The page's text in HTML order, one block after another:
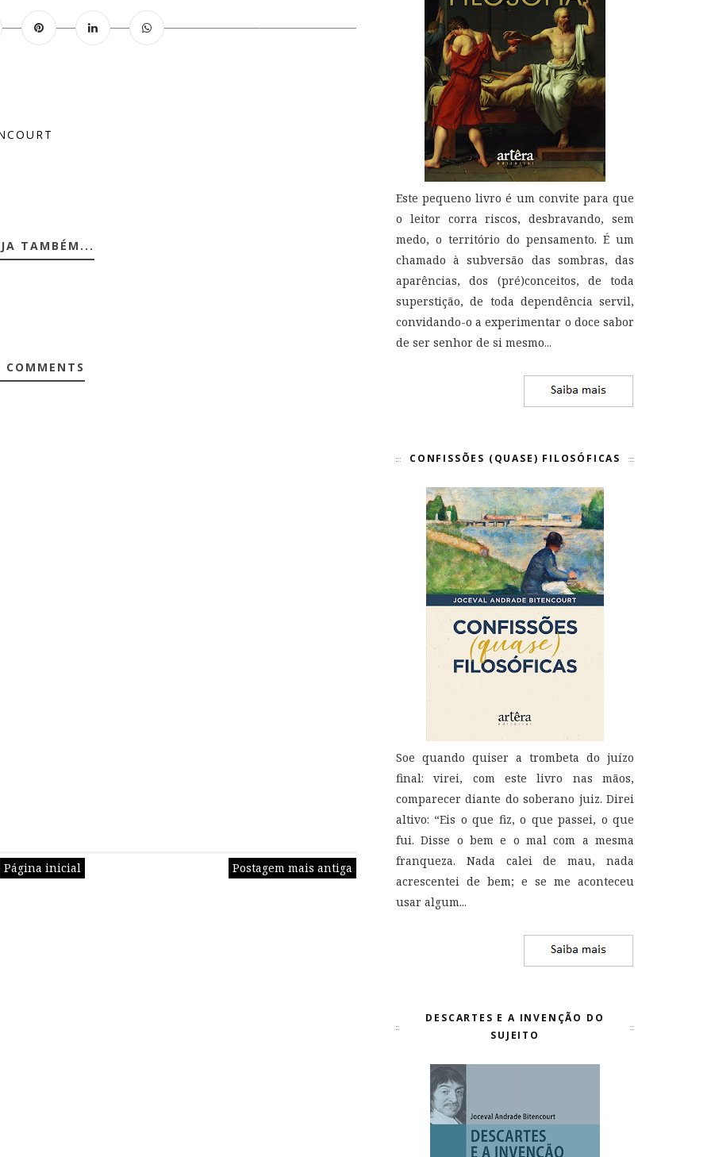
TAMBÉM...
COMMENTS
Postagem mais antiga
Página inicial
Este pequeno livro é um convite para que
o leitor corra riscos, desbravando, sem
medo, o território do pensamento. É um
chamado à subversão das sombras, das
aparências, dos (pré)conceitos, de toda
superstição, de toda dependência servil,
convidando-o a experimentar o doce sabor
de ser senhor de si mesmo...
CONFISSÕES (QUASE) FILOSÓFICAS
Soe quando quiser a trombeta do juízo
final: virei, com este livro nas mãos,
comparecer diante do soberano juiz. Direi
altivo: “Eis o que fiz, o que passei, o que
fui. Disse o bem e o mal com a mesma
franqueza. Nada calei de mau, nada
acrescentei de bem; e se me aconteceu
usar algum...
DESCARTES E A INVENÇÃO DO
SUJEITO